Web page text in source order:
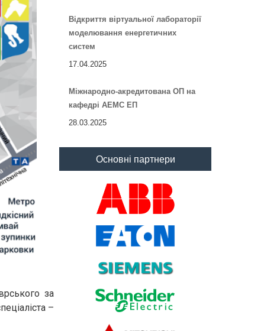
за
–
Відкриття віртуальної лабораторії
моделювання енергетичних
систем
17.04.2025
Міжнародно-акредитована ОП на
кафедрі АЕМС ЕП
28.03.2025
Основні партнери